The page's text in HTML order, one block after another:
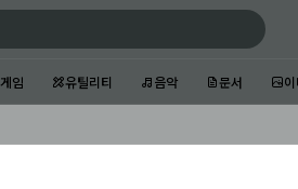
게임 유틸리티 음악 문서